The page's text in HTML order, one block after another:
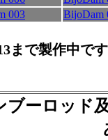
003
BijoDam
まで製作中で
ブーロッド